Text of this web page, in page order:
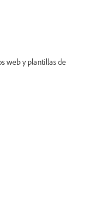
web y plantillas de